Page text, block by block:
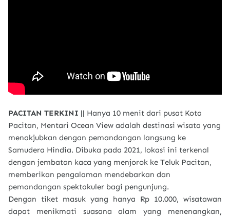
PACITAN TERKINI || Hanya 10 menit dari pusat Kota
Pacitan, Mentari Ocean View adalah destinasi wisata yang
menakjubkan dengan pemandangan langsung ke
Samudera Hindia. Dibuka pada 2021, lokasi ini terkenal
dengan jembatan kaca yang menjorok ke Teluk Pacitan,
memberikan pengalaman mendebarkan dan
pemandangan spektakuler bagi pengunjung.
Dengan tiket masuk yang hanya Rp 10.000, wisatawan
dapat menikmati suasana alam yang menenangkan,